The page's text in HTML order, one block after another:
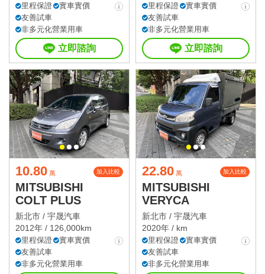
里程保證
實車實價
友善試車
非多元化營業用車
立即諮詢
里程保證
實車實價
友善試車
非多元化營業用車
立即諮詢
10.80 萬 加入比較
MITSUBISHI
COLT PLUS
新北市 / 宇晟汽車
2012年 / 126,000km
里程保證
實車實價
友善試車
非多元化營業用車
22.80 萬 加入比較
MITSUBISHI
VERYCA
新北市 / 宇晟汽車
2020年 / km
里程保證
實車實價
友善試車
非多元化營業用車